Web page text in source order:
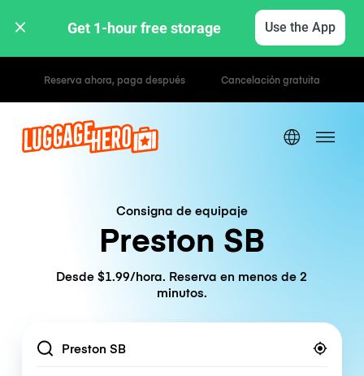
Get 1-hour free storage Use the App
Tarifas por hora / día
Consigna de equipaje
Preston SB
Desde $1.99/hora. Reserva en menos de 2
minutos.
Location